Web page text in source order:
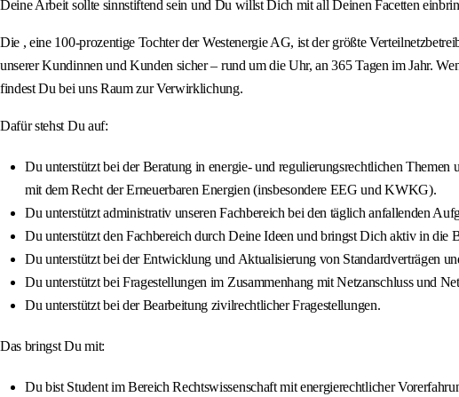
Deine Arbeit sollte sinnstiftend sein und Du willst Dich mit all Deinen Facetten
Die , eine 100-prozentige Tochter der Westenergie AG, ist der größte
unserer Kundinnen und Kunden sicher – rund um die Uhr, an 365 Tagen im Jahr.
findest Du bei uns Raum zur Verwirklichung.
Dafür stehst Du auf:
Du unterstützt bei der Beratung in energie- und regulierungsrechtlichen
mit dem Recht der Erneuerbaren Energien (insbesondere EEG und KWKG).
Du unterstützt administrativ unseren Fachbereich bei den täglich anfallenden
Du unterstützt den Fachbereich durch Deine Ideen und bringst Dich aktiv in die
Du unterstützt bei der Entwicklung und Aktualisierung von Standardverträgen
Du unterstützt bei Fragestellungen im Zusammenhang mit Netzanschluss und
Du unterstützt bei der Bearbeitung zivilrechtlicher Fragestellungen.
Das bringst Du mit:
Du bist Student im Bereich Rechtswissenschaft mit energierechtlicher